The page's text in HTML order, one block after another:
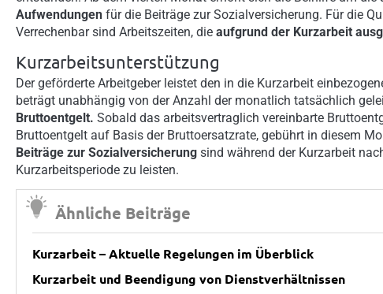
Aufwendungen für die Beiträge zur Sozialversicherung. Für die
Verrechenbar sind Arbeitszeiten, die aufgrund der Kurzarbeit
Kurzarbeitsunterstützung
Der geförderte Arbeitgeber leistet den in die Kurzarbeit
beträgt unabhängig von der Anzahl der monatlich tatsächlich
Bruttoentgelt. Sobald das arbeitsvertraglich vereinbarte
Bruttoentgelt auf Basis der Bruttoersatzrate, gebührt in diesem
Beiträge zur Sozialversicherung sind während der Kurzarbeit
Kurzarbeitsperiode zu leisten.
Ähnliche Beiträge
Kurzarbeit – Aktuelle Regelungen im Überblick
Kurzarbeit und Beendigung von Dienstverhältnissen